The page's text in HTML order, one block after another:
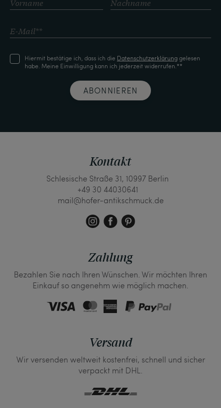
Hiermit bestätige ich, dass ich die Daten­schutz­erklärunggelesen
habe. Meine Einwilligung kann ich jederzeit widerrufen.**
ABONNIEREN
Kontakt
Schlesische Straße 31, 10997 Berlin
+49 30 44030641
mail@hofer-antikschmuck.de
Zahlung
Bezahlen Sie nach Ihren Wünschen. Wir möchten Ihren
Einkauf so angenehm wie möglich machen.
Versand
Wir versenden weltweit kostenfrei, schnell und sicher
verpackt mit DHL.